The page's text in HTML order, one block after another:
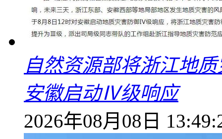
自然资源部将浙江地
安徽启动Ⅳ级响应
2026年08月08日